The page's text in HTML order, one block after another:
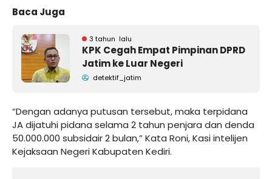
Baca Juga
3 tahun lalu
KPK Cegah Empat Pimpinan DPRD
Jatim ke Luar Negeri
detektif_jatim
“Dengan adanya putusan tersebut, maka terpidana
JA dijatuhi pidana selama 2 tahun penjara dan denda
50.000.000 subsidair 2 bulan,” Kata Roni, Kasi intelijen
Kejaksaan Negeri Kabupaten Kediri.